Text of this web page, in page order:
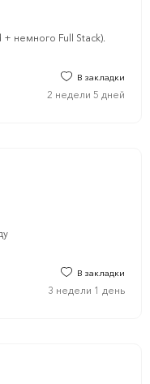
немного Full Stack).
В закладки
2 недели 5 дней
В закладки
3 недели 1 день